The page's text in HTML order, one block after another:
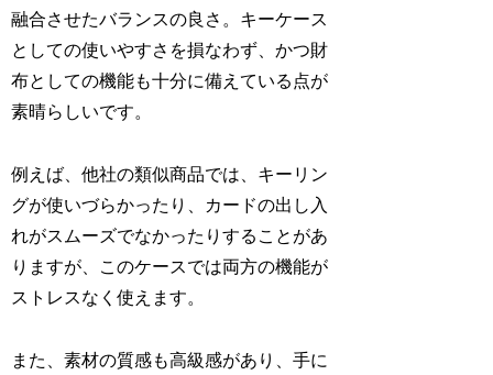
融合させたバランスの良さ。キーケース
としての使いやすさを損なわず、かつ財
布としての機能も十分に備えている点が
素晴らしいです。
例えば、他社の類似商品では、キーリン
グが使いづらかったり、カードの出し入
れがスムーズでなかったりすることがあ
りますが、このケースでは両方の機能が
ストレスなく使えます。
また、素材の質感も高級感があり、手に